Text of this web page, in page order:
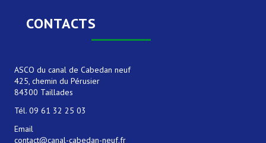
CONTACTS
ASCO du canal de Cabedan neuf
425, chemin du Pérusier
84300 Taillades
Tél. 09 61 32 25 03
Email
contact@canal-cabedan-neuf.fr